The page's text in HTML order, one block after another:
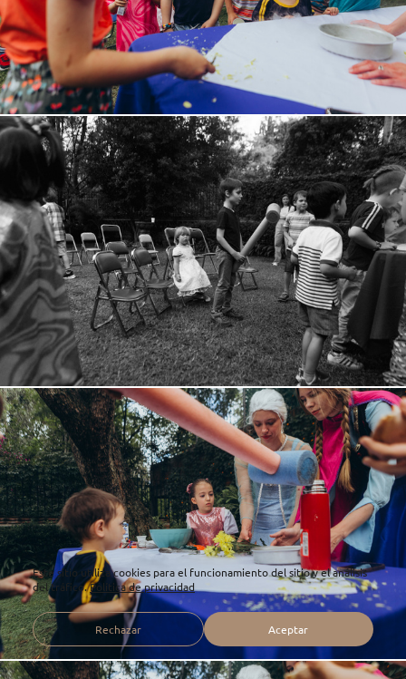
Este sitio utiliza cookies para el funcionamiento del sitio y el análisis
del tráfico.Política de privacidad
Rechazar Aceptar